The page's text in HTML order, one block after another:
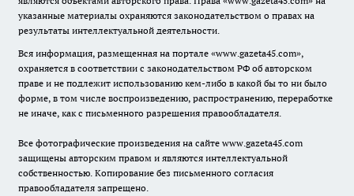
указанные материалы охраняются законодательством о правах на
результаты интеллектуальной деятельности.
Вся информация, размещенная на портале «www.gazeta45.com»,
охраняется в соответствии с законодательством РФ об авторском
праве и не подлежит использованию кем-либо в какой бы то ни было
форме, в том числе воспроизведению, распространению, переработке
не иначе, как с письменного разрешения правообладателя.
Все фотографические произведения на сайте www.gazeta45.com
защищены авторским правом и являются интеллектуальной
собственностью. Копирование без письменного согласия
правообладателя запрещено.